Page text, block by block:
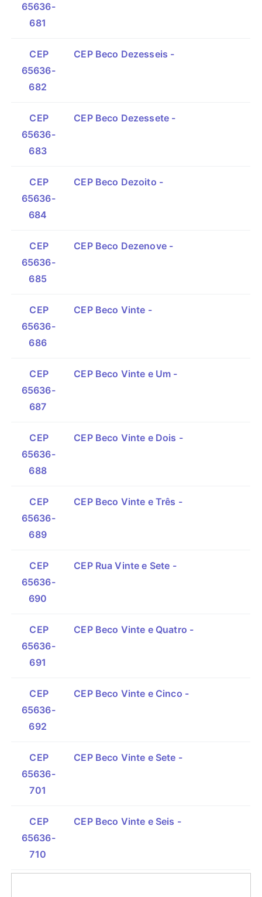
65636-
681
CEP
65636-
682
CEP Beco Dezesseis -
CEP
65636-
683
CEP Beco Dezessete -
CEP
65636-
684
CEP Beco Dezoito -
CEP
65636-
685
CEP Beco Dezenove -
CEP
65636-
686
CEP Beco Vinte -
CEP
65636-
687
CEP Beco Vinte e Um -
CEP
65636-
688
CEP Beco Vinte e Dois -
CEP
65636-
689
CEP Beco Vinte e Três -
CEP
65636-
690
CEP Rua Vinte e Sete -
CEP
65636-
691
CEP Beco Vinte e Quatro -
CEP
65636-
692
CEP Beco Vinte e Cinco -
CEP
65636-
701
CEP Beco Vinte e Sete -
CEP
65636-
710
CEP Beco Vinte e Seis -